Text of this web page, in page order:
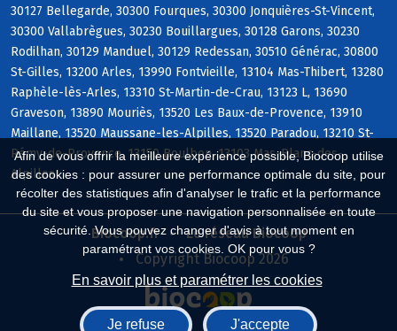
Afin de vous offrir la meilleure expérience possible, Biocoop utilise
des cookies : pour assurer une performance optimale du site, pour
récolter des statistiques afin d'analyser le trafic et la performance
du site et vous proposer une navigation personnalisée en toute
sécurité. Vous pouvez changer d'avis à tout moment en
paramétrant vos cookies. OK pour vous ?
En savoir plus et paramétrer les cookies
Je refuse J'accepte
30127 Bellegarde, 30300 Fourques, 30300 Jonquières-St-Vincent,
30300 Vallabrègues, 30230 Bouillargues, 30128 Garons, 30230
Rodilhan, 30129 Manduel, 30129 Redessan, 30510 Générac, 30800
St-Gilles, 13200 Arles, 13990 Fontvieille, 13104 Mas-Thibert, 13280
Raphèle-lès-Arles, 13310 St-Martin-de-Crau, 13123 L, 13690
Graveson, 13890 Mouriès, 13520 Les Baux-de-Provence, 13910
Maillane, 13520 Maussane-les-Alpilles, 13520 Paradou, 13210 St-
Rémy-de-Provence, 13150 Boulbon, 13103 Mas-Blanc-des-
Alpilles
Biocoop.fr
Le réseau Biocoop
Copyright Biocoop 2026